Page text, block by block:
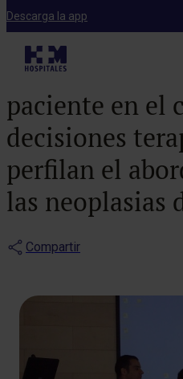
Descarga la app
Notas de prensa
tratamiento y
paciente en el
decisiones
perfilan el
las neoplasias
Compartir